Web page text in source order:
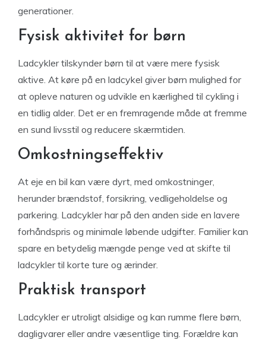
generationer.
Fysisk aktivitet for børn
Ladcykler tilskynder børn til at være mere fysisk
aktive. At køre på en ladcykel giver børn mulighed for
at opleve naturen og udvikle en kærlighed til cykling i
en tidlig alder. Det er en fremragende måde at fremme
en sund livsstil og reducere skærmtiden.
Omkostningseffektiv
At eje en bil kan være dyrt, med omkostninger,
herunder brændstof, forsikring, vedligeholdelse og
parkering. Ladcykler har på den anden side en lavere
forhåndspris og minimale løbende udgifter. Familier kan
spare en betydelig mængde penge ved at skifte til
ladcykler til korte ture og ærinder.
Praktisk transport
Ladcykler er utroligt alsidige og kan rumme flere børn,
dagligvarer eller andre væsentlige ting. Forældre kan